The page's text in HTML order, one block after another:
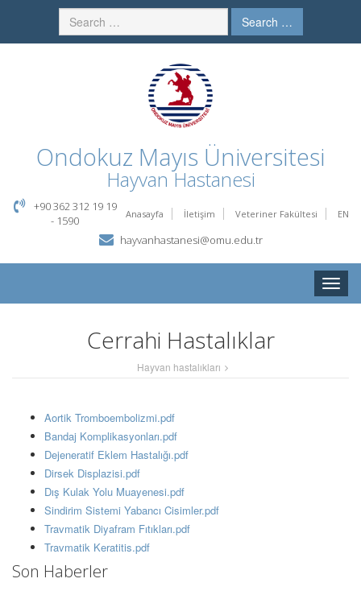
Search …
Ondokuz Mayıs Üniversitesi
Hayvan Hastanesi
Anasayfa İletişim Veteriner Fakültesi EN
+90 362 312 19 19
- 1590
hayvanhastanesi@omu.edu.tr
Toggle
Cerrahi Hastalıklar
Hayvan hastalıkları
Aortik Tromboembolizmi.pdf
Bandaj Komplikasyonları.pdf
Dejeneratif Eklem Hastalığı.pdf
Dirsek Displazisi.pdf
Dış Kulak Yolu Muayenesi.pdf
Sindirim Sistemi Yabancı Cisimler.pdf
Travmatik Diyafram Fıtıkları.pdf
Travmatik Keratitis.pdf
Son Haberler